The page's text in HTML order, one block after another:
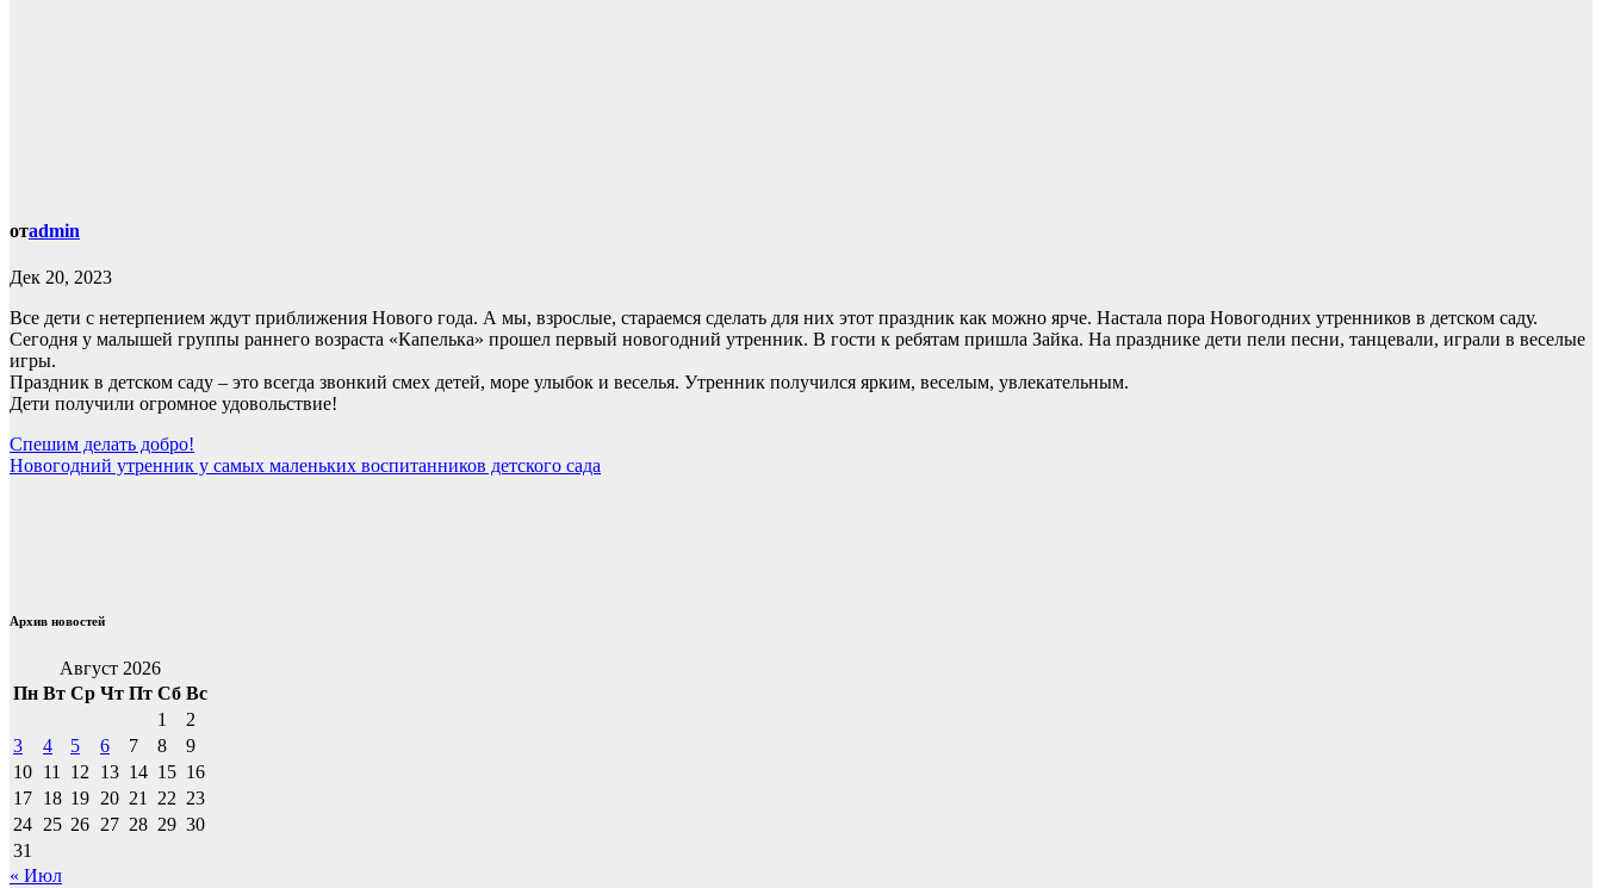
отadmin
Дек 20, 2023
Все дети с нетерпением ждут приближения Нового года. А мы, взрослые, стараемся сделать для них этот праздник как можно ярче. Настала пора Новогодних утренников в детском саду.
Сегодня у малышей группы раннего возраста «Капелька» прошел первый новогодний утренник. В гости к ребятам пришла Зайка. На празднике дети пели песни, танцевали, играли в веселые
игры.
Праздник в детском саду – это всегда звонкий смех детей, море улыбок и веселья. Утренник получился ярким, веселым, увлекательным.
Дети получили огромное удовольствие!
Навигация
по
Спешим делать добро!
Новогодний утренник у самых маленьких воспитанников детского сада
Архив новостей
Август 2026
Пн Вт Ср Чт Пт Сб Вс
1
2
3
4 5 6 7 8
9
10 11 12 13 14 15 16
17 18 19 20 21 22 23
24 25 26 27 28 29 30
31
« Июл